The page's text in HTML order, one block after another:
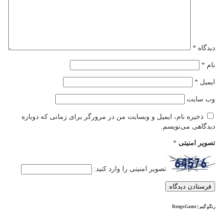
دیدگاه *
نام *
ایمیل *
وب‌ سایت
ذخیره نام، ایمیل و وبسایت من در مرورگر برای زمانی که دوباره
دیدگاهی می‌نویسم.
تصویر امنیتی *
تصویر امنیتی را وارد کنید:
رنگو گیم | RengoGame